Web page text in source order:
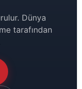
Dünya
tarafından